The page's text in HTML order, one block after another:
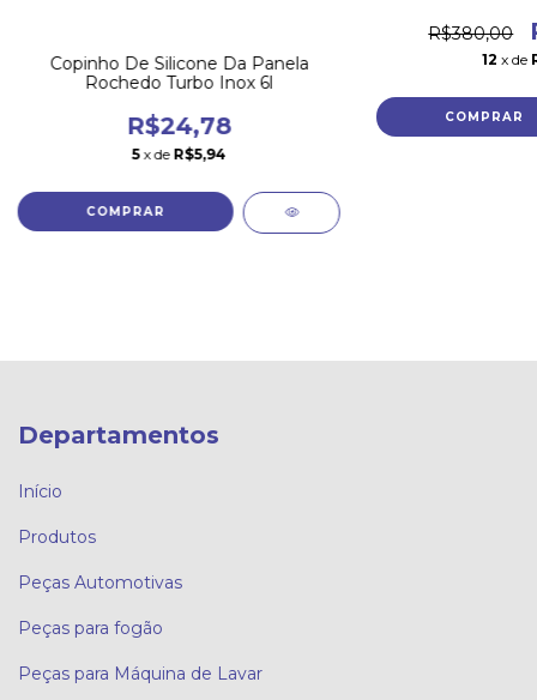
Copinho De Silicone Da Panela
Rochedo Turbo Inox 6l
R$24,78
5 x de R$5,94
R$380,00
12 x de
Departamentos
Início
Produtos
Peças Automotivas
Peças para fogão
Peças para Máquina de Lavar